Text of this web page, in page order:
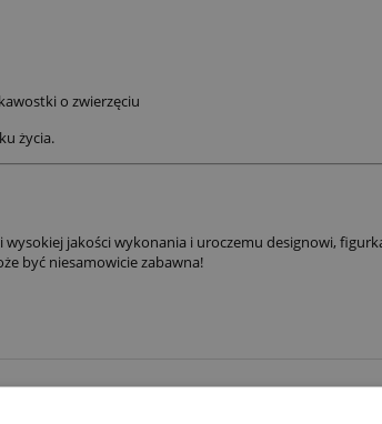
o zwierzęciu
życia.
jakości wykonania i uroczemu designowi,
być niesamowicie zabawna!